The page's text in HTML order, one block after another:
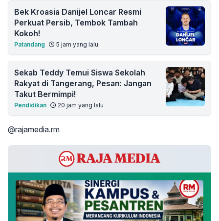
Bek Kroasia Danijel Loncar Resmi
Perkuat Persib, Tembok Tambah
Kokoh!
Patandang 5 jam yang lalu
Sekab Teddy Temui Siswa Sekolah
Rakyat di Tangerang, Pesan: Jangan
Takut Bermimpi!
Pendidikan 20 jam yang lalu
@rajamedia.rm